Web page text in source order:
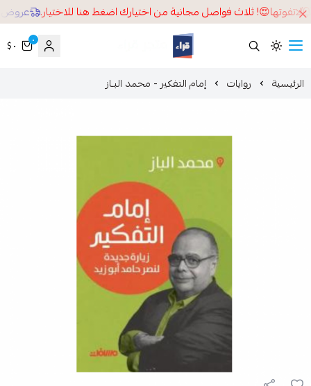
ثلاث فواصل مجانية من اختيارك اضغط هنا للاختيار. عروض تصفيات قراء
قراء ٠ $
روايات إمام التفكير - محمد البـاز